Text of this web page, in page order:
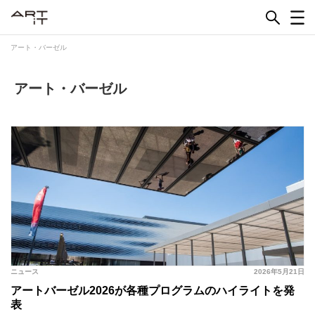
アート・バーゼル
アート・バーゼル
2026年5月21日
ニュース
アートバーゼル2026が各種プログラムのハイライトを発
表